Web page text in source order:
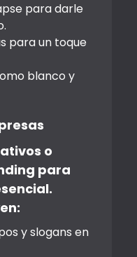
para darle
para un toque
blanco y
o
para
y slogans en